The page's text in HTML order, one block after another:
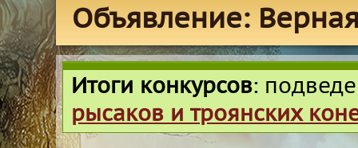
Объявление:
Итоги конкурсов:
рысаков и троянских